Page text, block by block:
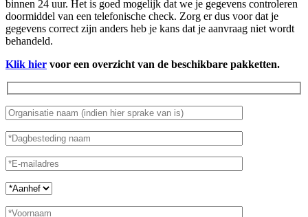
binnen 24 uur. Het is goed mogelijk dat we je gegevens controleren
doormiddel van een telefonische check. Zorg er dus voor dat je
gegevens correct zijn anders heb je kans dat je aanvraag niet wordt
behandeld.
Klik hier voor een overzicht van de beschikbare pakketten.